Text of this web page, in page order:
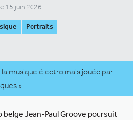
le 15 juin 2026
Portraits
la musique électro mais jouée par
»
belge Jean-Paul Groove poursuit